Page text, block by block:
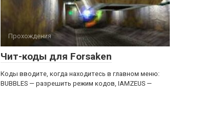
Прохождения
Чит-коды для Forsaken
Коды вводите, когда находитесь в главном меню:
BUBBLES — разрешить режим кодов, IAMZEUS —